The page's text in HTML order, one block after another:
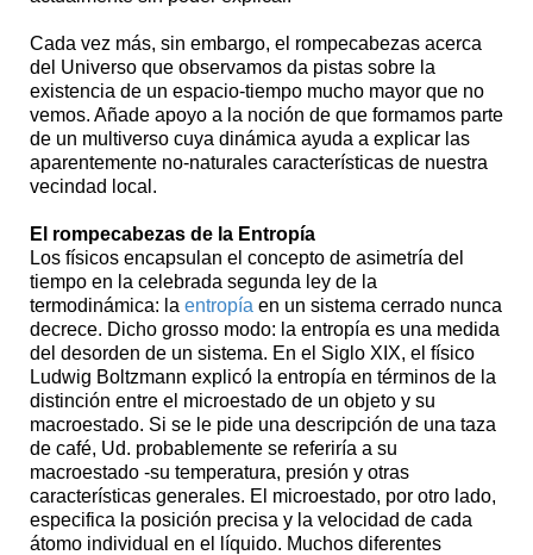
Cada vez más, sin embargo, el rompecabezas acerca
del Universo que observamos da pistas sobre la
existencia de un espacio-tiempo mucho mayor que no
vemos. Añade apoyo a la noción de que formamos parte
de un multiverso cuya dinámica ayuda a explicar las
aparentemente no-naturales características de nuestra
vecindad local.
El rompecabezas de la Entropía
Los físicos encapsulan el concepto de asimetría del
tiempo en la celebrada segunda ley de la
termodinámica: la entropía en un sistema cerrado nunca
decrece. Dicho grosso modo: la entropía es una medida
del desorden de un sistema. En el Siglo XIX, el físico
Ludwig Boltzmann explicó la entropía en términos de la
distinción entre el microestado de un objeto y su
macroestado. Si se le pide una descripción de una taza
de café, Ud. probablemente se referiría a su
macroestado -su temperatura, presión y otras
características generales. El microestado, por otro lado,
especifica la posición precisa y la velocidad de cada
átomo individual en el líquido. Muchos diferentes